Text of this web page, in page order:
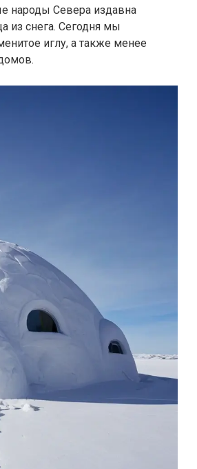
народы Севера издавна
из снега. Сегодня мы
иглу, а также менее